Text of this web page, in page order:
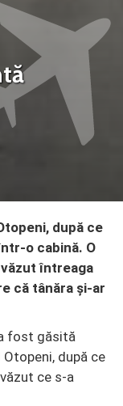
după ce
o cabină. O
întreaga
că tânăra și-ar
fost găsită
după ce
ce s-a